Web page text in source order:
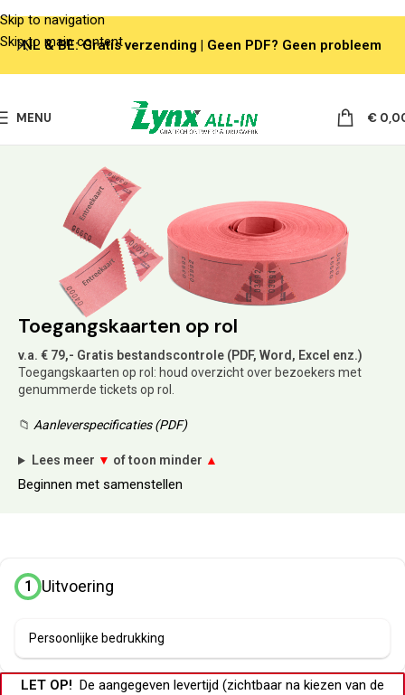
Skip to navigation
Skip to main content
MENU €
Toegangskaarten op rol
v.a. € 79,- Gratis bestandscontrole (PDF, Word, Excel enz.)
Toegangskaarten op rol: houd overzicht over bezoekers met
genummerde tickets op rol.
📁 Aanleverspecificaties (PDF)
Lees meer ▼ of toon minder ▲
Beginnen met samenstellen
1 Uitvoering
Persoonlijke bedrukking
LET OP! De aangegeven levertijd (zichtbaar na kiezen van de
NL & BE: Gratis verzending | Geen PDF? Geen probleem